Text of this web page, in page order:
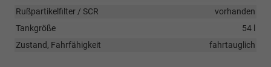
Rußpartikelfilter / SCR
vorhanden
Tankgröße
54 l
Zustand, Fahrfähigkeit
fahrtauglich